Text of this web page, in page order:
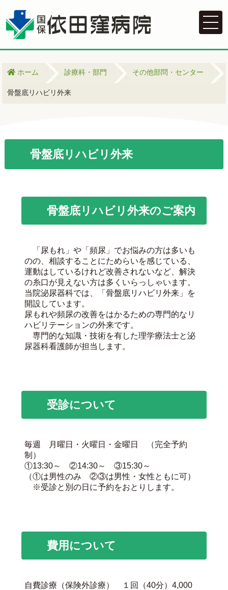
ホーム 診療科・部門 その他部問・センター
骨盤底リハビリ外来
骨盤底リハビリ外来
骨盤底リハビリ外来のご案内
「尿もれ」や「頻尿」でお悩みの方は多いも
のの、相談することにためらいを感じている、
運動はしているけれど改善されないなど、解決
の糸口が見えない方は多くいらっしゃいます。
当院泌尿器科では、「骨盤底リハビリ外来」を
開設しています。
尿もれや頻尿の改善をはかるための専門的なリ
ハビリテーションの外来です。
専門的な知識・技術を有した理学療法士と泌
尿器科看護師が担当します。
受診について
毎週 月曜日・火曜日・金曜日 （完全予約
制）
①13:30～ ②14:30～ ③15:30～
（①は男性のみ ②③は男性・女性ともに可）
※受診と別の日に予約をおとりします。
費用について
自費診療（保険外診療） １回（40分）4,000